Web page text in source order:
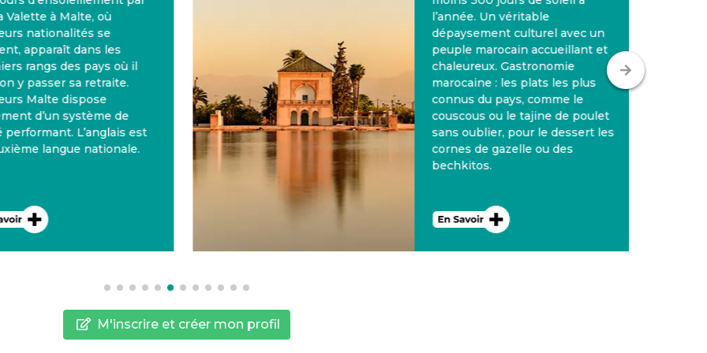
Valette à Malte, où
nationalités se
apparaît dans les
rangs des pays où il
y passer sa retraite.
Malte dispose
d’un système de
performant. L’anglais est
langue nationale.
l’année. Un véritable
dépaysement culturel avec un
peuple marocain accueillant et
chaleureux. Gastronomie
marocaine : les plats les plus
connus du pays, comme le
couscous ou le tajine de poulet
sans oublier, pour le dessert les
cornes de gazelle ou des
bechkitos.
M'inscrire et créer mon profil